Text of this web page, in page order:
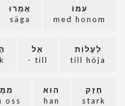
עִמּוֹ
med honom
אָמְרוּ
säga
לַעֲלוֹת
till höja
אֶל
till -
חָזָק
stark
הוּא
han
oss